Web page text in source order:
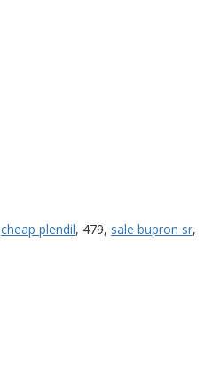
cheap plendil, 479, sale bupron sr,